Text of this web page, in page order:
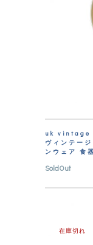
uk vintage
ヴィンテー
ンウェア 食
SoldOut
在庫切れ